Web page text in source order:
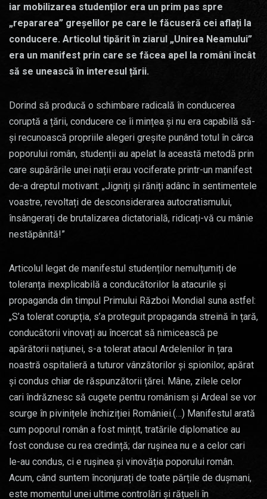
iar mobilizarea studenților era un prim pas spre
„repararea” greșelilor pe care le făcuseră cei aflați la
conducere. Articolul tipărit în ziarul „Unirea Neamului”
era un manifest prin care se făcea apel la români încât
să se unească în interesul țării.
Dorind să producă o schimbare radicală în conducerea
coruptă a țării, conducere ce îi mințea și nu era capabilă să-
și recunoască propriile alegeri greșite punând totul în cârca
poporului român, studenții au apelat la această metodă prin
care supărările unei nații erau vociferate printr-un manifest
de-a dreptul motivant: „Jigniți și răniți adânc în sentimentele
voastre, revoltați de desconsiderarea autocratismului,
însângerați de brutalizarea dictatorială, ridicați-vă cu mânie
nestăpânită!”
Articolul legat de manifestul studenților nemulțumiți de
toleranța inexplicabilă a conducătorilor la atacurile și
propaganda din timpul Primului Război Mondial suna astfel:
„S’a tolerat corupția, s’a proteguit propaganda streină în țară,
conducătorii vinovați au încercat să nimicească pe
apărătorii națiunei, s-a tolerat atacul Ardelenilor în țara
noastră ospitalieră a tuturor vânzătorilor și spionilor, apărat
și condus chiar de răspunzătorii țărei. Mâne, zilele celor
cari îndrăznesc să cugete pentru românism și Ardeal se vor
scurge în pivinițele închiziției României.(…) Manifestul arată
cum poporul român a fost mințit, tratările diplomatice au
fost conduse cu rea credință; dar rușinea nu e a celor cari
le-au condus, ci e rușinea și vinovăția poporului român.
Acum, când suntem înconjurați de toate părțile de dușmani,
este momentul unei ultime controlări și rățueli în